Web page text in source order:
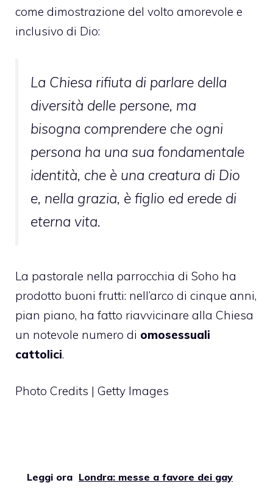
come dimostrazione del volto amorevole e
inclusivo di Dio:
La Chiesa rifiuta di parlare della
diversità delle persone, ma
bisogna comprendere che ogni
persona ha una sua fondamentale
identità, che è una creatura di Dio
e, nella grazia, è figlio ed erede di
eterna vita.
La pastorale nella parrocchia di Soho ha
prodotto buoni frutti: nell’arco di cinque anni,
pian piano, ha fatto riavvicinare alla Chiesa
un notevole numero di omosessuali
cattolici.
Photo Credits | Getty Images
Leggi ora Londra: messe a favore dei gay